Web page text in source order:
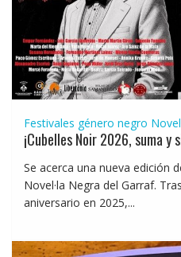
Festivales género negro
¡Cubelles Noir 2026, suma y
Se acerca una nueva edición
Novel·la Negra del Garraf.
aniversario en 2025,...